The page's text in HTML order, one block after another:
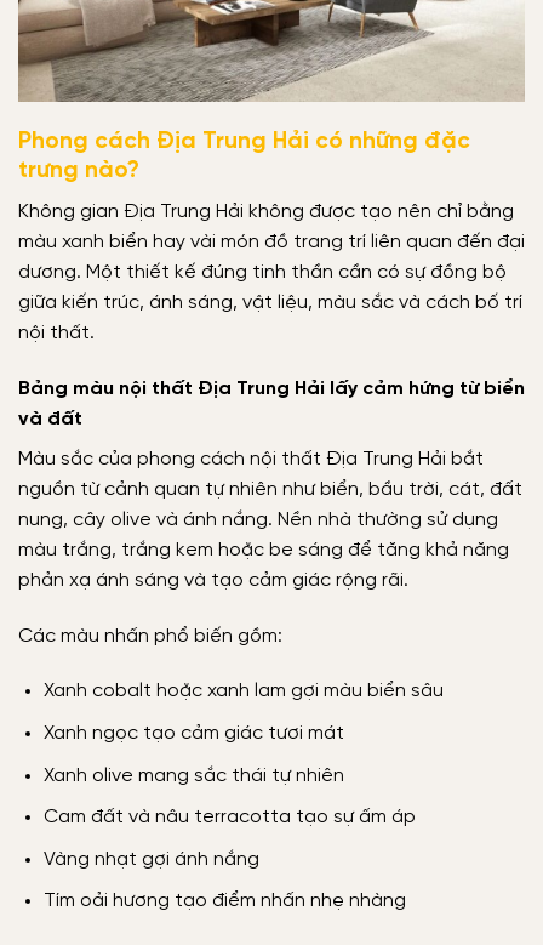
Phong cách Địa Trung Hải có những đặc
trưng nào?
Không gian Địa Trung Hải không được tạo nên chỉ bằng
màu xanh biển hay vài món đồ trang trí liên quan đến đại
dương. Một thiết kế đúng tinh thần cần có sự đồng bộ
giữa kiến trúc, ánh sáng, vật liệu, màu sắc và cách bố trí
nội thất.
Bảng màu nội thất Địa Trung Hải lấy cảm hứng từ biển
và đất
Màu sắc của phong cách nội thất Địa Trung Hải bắt
nguồn từ cảnh quan tự nhiên như biển, bầu trời, cát, đất
nung, cây olive và ánh nắng. Nền nhà thường sử dụng
màu trắng, trắng kem hoặc be sáng để tăng khả năng
phản xạ ánh sáng và tạo cảm giác rộng rãi.
Các màu nhấn phổ biến gồm:
Xanh cobalt hoặc xanh lam gợi màu biển sâu
Xanh ngọc tạo cảm giác tươi mát
Xanh olive mang sắc thái tự nhiên
Cam đất và nâu terracotta tạo sự ấm áp
Vàng nhạt gợi ánh nắng
Tím oải hương tạo điểm nhấn nhẹ nhàng